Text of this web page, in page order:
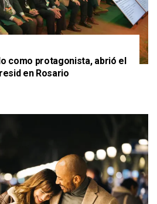
como protagonista, abrió el
en Rosario